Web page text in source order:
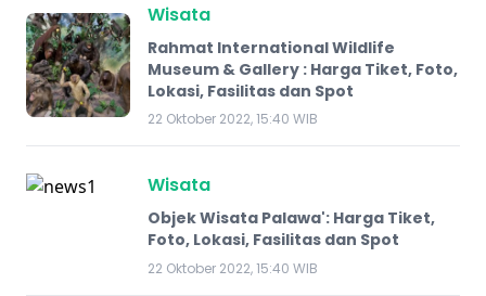
Wisata
Rahmat International Wildlife
Museum & Gallery : Harga Tiket, Foto,
Lokasi, Fasilitas dan Spot
22 Oktober 2022, 15:40 WIB
Wisata
Objek Wisata Palawa': Harga Tiket,
Foto, Lokasi, Fasilitas dan Spot
22 Oktober 2022, 15:40 WIB